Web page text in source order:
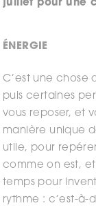
juillet pour une
ÉNERGIE
C’est une chose
puis certaines
vous reposer, et
manière unique
utile, pour
comme on est, et
temps pour
rythme : c’est-à-